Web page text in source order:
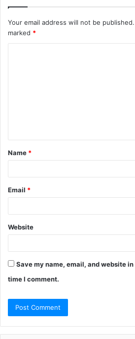
Your email address will not be published.
marked *
t
*
Name *
Email *
Website
Save my name, email, and website
time I comment.